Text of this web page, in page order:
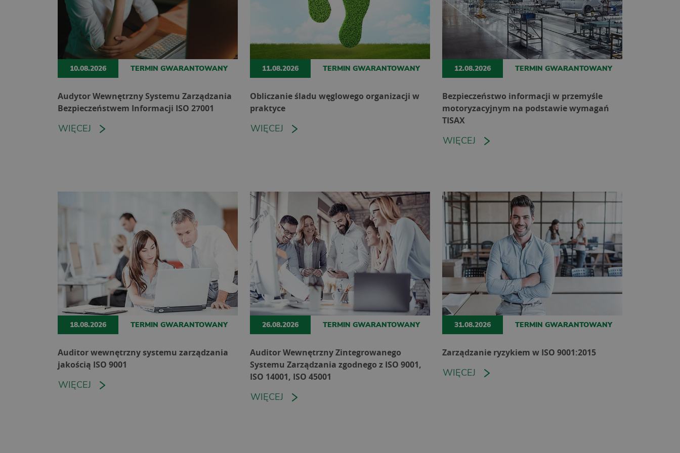
10.08.2026 TERMIN GWARANTOWANY
Audytor Wewnętrzny Systemu Zarządzania
Bezpieczeństwem Informacji ISO 27001
WIĘCEJ
11.08.2026 TERMIN GWARANTOWANY
Obliczanie śladu węglowego organizacji w
praktyce
WIĘCEJ
12.08.2026 TERMIN GWARANTOWANY
Bezpieczeństwo informacji w przemyśle
motoryzacyjnym na podstawie wymagań
TISAX
WIĘCEJ
18.08.2026 TERMIN GWARANTOWANY
Auditor wewnętrzny systemu zarządzania
jakością ISO 9001
WIĘCEJ
26.08.2026 TERMIN GWARANTOWANY
Auditor Wewnętrzny Zintegrowanego
Systemu Zarządzania zgodnego z ISO 9001,
ISO 14001, ISO 45001
WIĘCEJ
31.08.2026 TERMIN GWARANTOWANY
Zarządzanie ryzykiem w ISO 9001:2015
WIĘCEJ